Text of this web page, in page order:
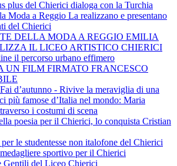
plus del Chierici dialoga con la Turchia
Moda a Reggio La realizzano e presentano
del Chierici
DELLA MODA A REGGIO EMILIA
IL LICEO ARTISTICO CHIERICI
il percorso urbano effimero
UN FILM FIRMATO FRANCESCO
d’autunno - Rivive la meraviglia di una
più famose d’Italia nel mondo: Maria
i costumi di scena
poesia per il Chierici, lo conquista Cristian
per le studentesse non italofone del Chierici
sportivo per il Chierici
Gentili del Liceo Chierici